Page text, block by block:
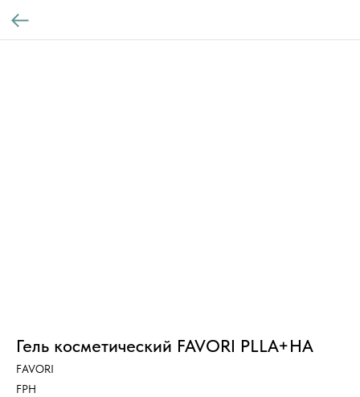
Гель косметический FAVORI PLLA+HA
FAVORI
FPH